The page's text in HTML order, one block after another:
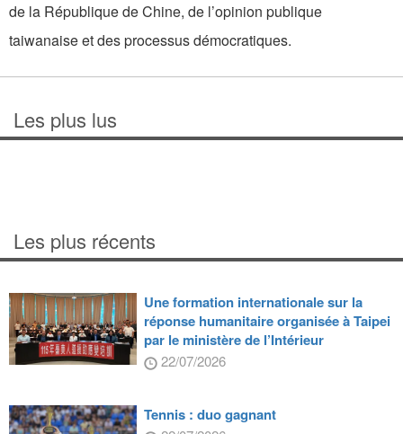
de la République de Chine, de l’opinion publique
taiwanaise et des processus démocratiques.
Les plus lus
Les plus récents
Une formation internationale sur la
réponse humanitaire organisée à Taipei
par le ministère de l’Intérieur
22/07/2026
Tennis : duo gagnant